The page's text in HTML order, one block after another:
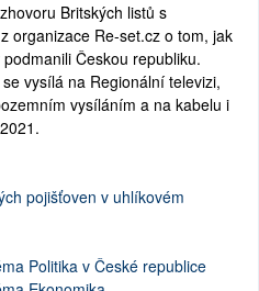
Britských listů s
organizace Re-set.cz o tom, jak
Českou republiku.
vysílá na Regionální televizi,
vysíláním a na kabelu i
pojišťoven v uhlíkovém
Politika v České republice